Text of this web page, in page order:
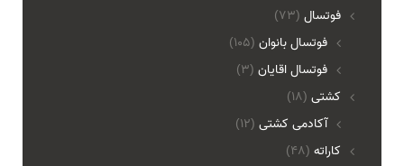
(73) فوتسال
فوتسال بانوان (105)
فوتسال اقايان (3)
(18) کشتی
آکادمی کشتی (12)
(48) کاراته